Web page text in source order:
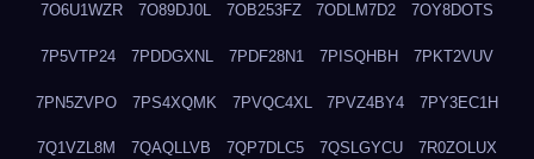
7O6U1WZR 7O89DJ0L 7OB253FZ 7ODLM7D2 7OY8DOTS
7P5VTP24 7PDDGXNL 7PDF28N1 7PISQHBH 7PKT2VUV
7PN5ZVPO 7PS4XQMK 7PVQC4XL 7PVZ4BY4 7PY3EC1H
7Q1VZL8M 7QAQLLVB 7QP7DLC5 7QSLGYCU 7R0ZOLUX